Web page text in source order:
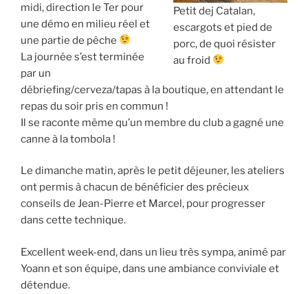
Petit dej Catalan,
escargots et pied de
porc, de quoi résister
au froid
midi, direction le Ter pour
une démo en milieu réel et
une partie de pêche
La journée s’est terminée
par un
débriefing/cerveza/tapas à la boutique, en attendant le
repas du soir pris en commun !
Il se raconte même qu’un membre du club a gagné une
canne à la tombola !
Le dimanche matin, après le petit déjeuner, les ateliers
ont permis à chacun de bénéficier des précieux
conseils de Jean-Pierre et Marcel, pour progresser
dans cette technique.
Excellent week-end, dans un lieu très sympa, animé par
Yoann et son équipe, dans une ambiance conviviale et
détendue.